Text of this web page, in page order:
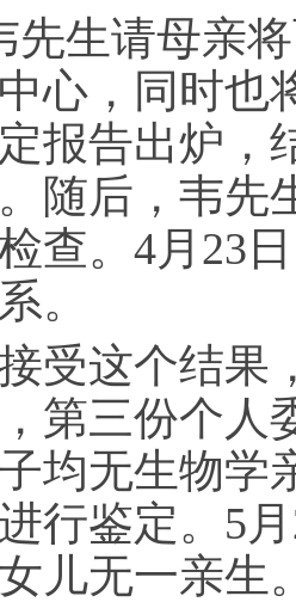
先生请母亲
心，同时也
报告出炉，
随后，韦先
查。4月23
。
受这个结果
第三份个人
均无生物学
行鉴定。5
儿无一亲生